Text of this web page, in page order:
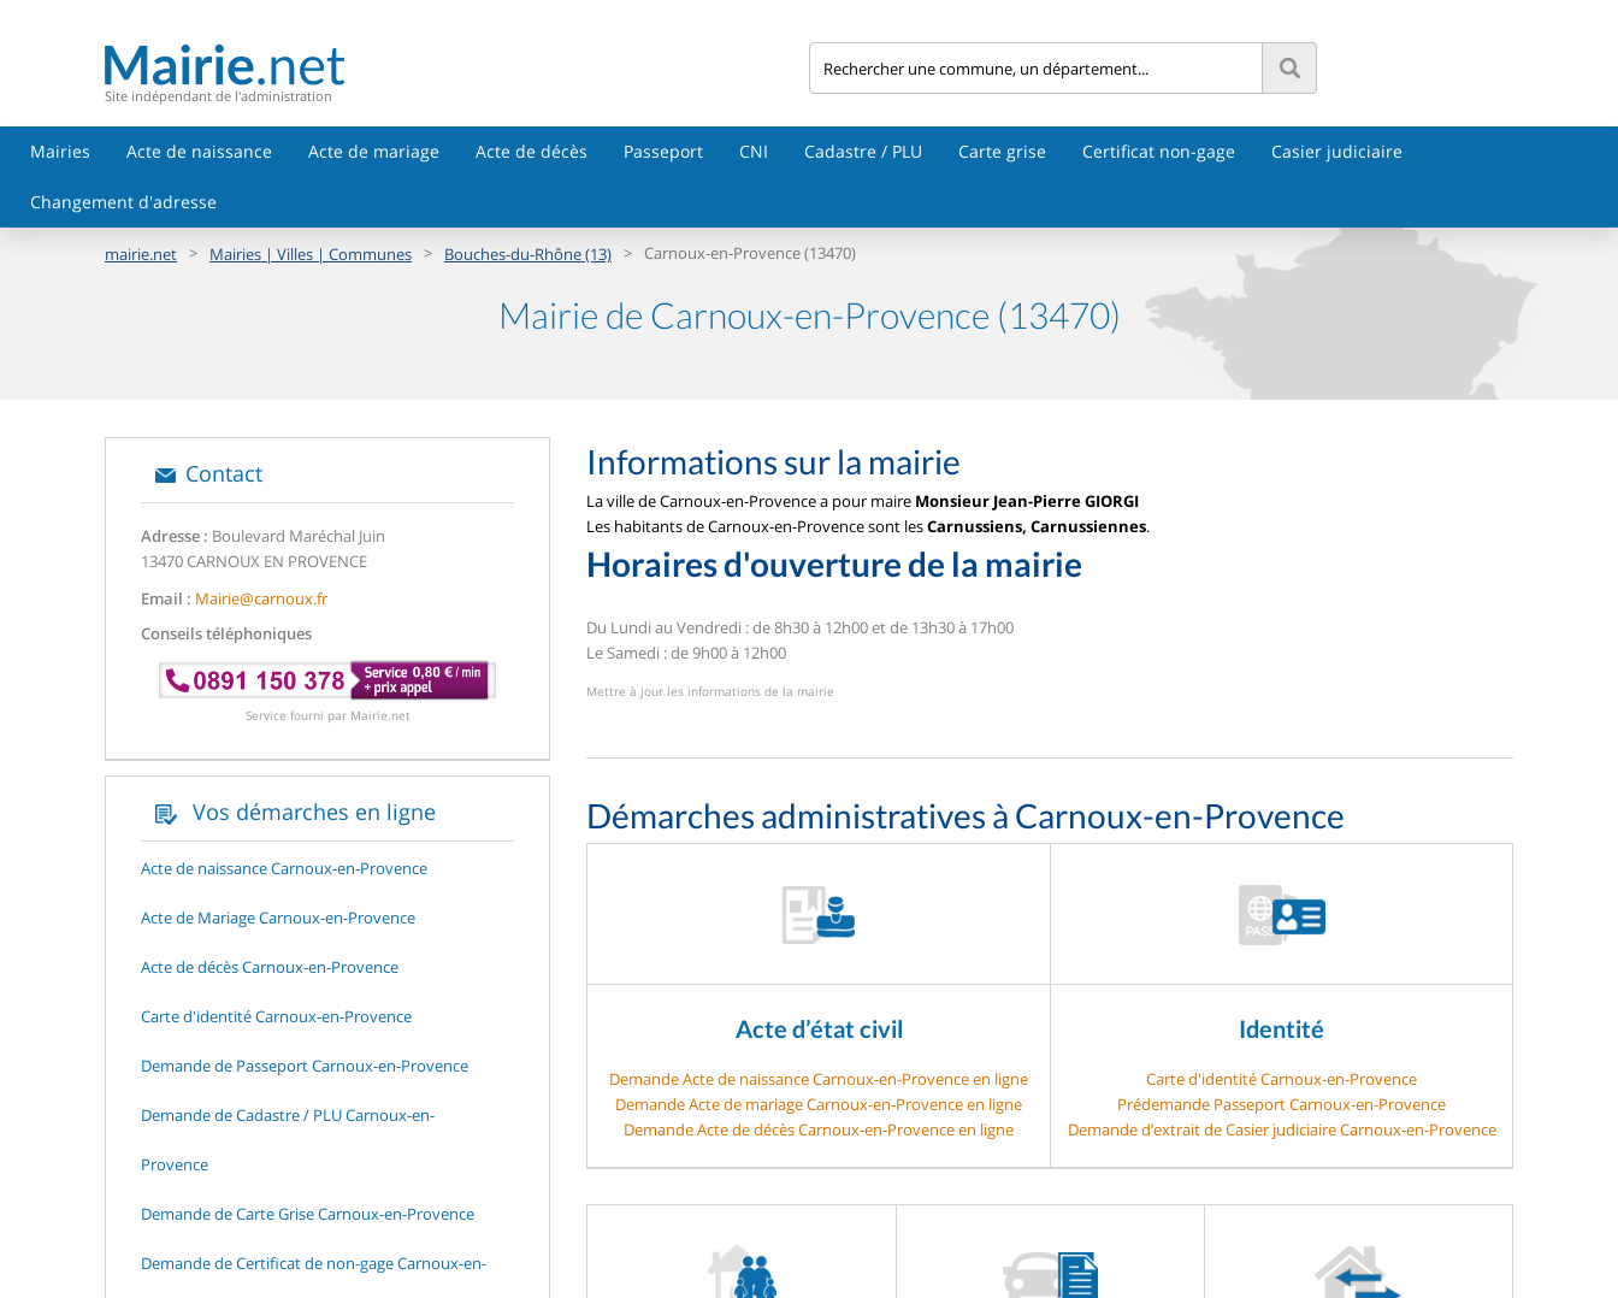
Site indépendant de l'administration
Mairies Acte de naissance Acte de mariage Acte de décès Passeport CNI Cadastre / PLU Carte grise Certificat non-gage Casier judiciaire
Changement d'adresse
mairie.net > Mairies | Villes | Communes > Bouches-du-Rhône (13) > Carnoux-en-Provence (13470)
Mairie de Carnoux-en-Provence (13470)
Contact
Adresse : Boulevard Maréchal Juin
13470 CARNOUX EN PROVENCE
Email : Mairie@carnoux.fr
Conseils téléphoniques
Service fourni par Mairie.net
Vos démarches en ligne
Acte de naissance Carnoux-en-Provence
Acte de Mariage Carnoux-en-Provence
Acte de décès Carnoux-en-Provence
Carte d'identité Carnoux-en-Provence
Demande de Passeport Carnoux-en-Provence
Demande de Cadastre / PLU Carnoux-en-
Provence
Demande de Carte Grise Carnoux-en-Provence
Demande de Certificat de non-gage Carnoux-en-
Informations sur la mairie
La ville de Carnoux-en-Provence a pour maire Monsieur Jean-Pierre GIORGI
Les habitants de Carnoux-en-Provence sont lesCarnussiens, Carnussiennes.
Horaires d'ouverture de la mairie
Du Lundi au Vendredi : de 8h30 à 12h00 et de 13h30 à 17h00
Le Samedi : de 9h00 à 12h00
Mettre à jour les informations de la mairie
Démarches administratives à Carnoux-en-Provence
Acte d’état civil
Demande Acte de naissance Carnoux-en-Provence en ligne
Demande Acte de mariage Carnoux-en-Provence en ligne
Demande Acte de décès Carnoux-en-Provence en ligne
Identité
Carte d'identité Carnoux-en-Provence
Prédemande Passeport Carnoux-en-Provence
Demande d’extrait de Casier judiciaire Carnoux-en-Provence